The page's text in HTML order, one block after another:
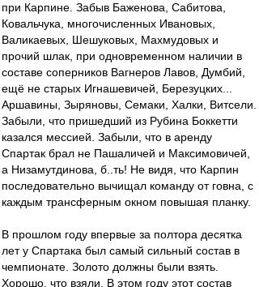
при Карпине. Забыв Баженова, Сабитова,
Ковальчука, многочисленных Ивановых,
Валикаевых, Шешуковых, Махмудовых и
прочий шлак, при одновременном наличии в
составе соперников Вагнеров Лавов, Думбий,
ещё не старых Игнашевичей, Березуцких...
Аршавины, Зыряновы, Семаки, Халки, Витсели.
Забыли, что пришедший из Рубина Боккетти
казался мессией. Забыли, что в аренду
Спартак брал не Пашаличей и Максимовичей,
а Низамутдинова, б..ть! Не видя, что Карпин
последовательно вычищал команду от говна, с
каждым трансферным окном повышая планку.
В прошлом году впервые за полтора десятка
лет у Спартака был самый сильный состав в
чемпионате. Золото должны были взять.
Хорошо, что взяли. В этом году этот состав